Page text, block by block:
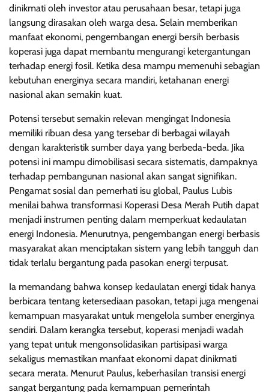
dinikmati oleh investor atau perusahaan besar, tetapi juga
langsung dirasakan oleh warga desa. Selain memberikan
manfaat ekonomi, pengembangan energi bersih berbasis
koperasi juga dapat membantu mengurangi ketergantungan
terhadap energi fosil. Ketika desa mampu memenuhi sebagian
kebutuhan energinya secara mandiri, ketahanan energi
nasional akan semakin kuat.
Potensi tersebut semakin relevan mengingat Indonesia
memiliki ribuan desa yang tersebar di berbagai wilayah
dengan karakteristik sumber daya yang berbeda-beda. Jika
potensi ini mampu dimobilisasi secara sistematis, dampaknya
terhadap pembangunan nasional akan sangat signifikan.
Pengamat sosial dan pemerhati isu global, Paulus Lubis
menilai bahwa transformasi Koperasi Desa Merah Putih dapat
menjadi instrumen penting dalam memperkuat kedaulatan
energi Indonesia. Menurutnya, pengembangan energi berbasis
masyarakat akan menciptakan sistem yang lebih tangguh dan
tidak terlalu bergantung pada pasokan energi terpusat.
Ia memandang bahwa konsep kedaulatan energi tidak hanya
berbicara tentang ketersediaan pasokan, tetapi juga mengenai
kemampuan masyarakat untuk mengelola sumber energinya
sendiri. Dalam kerangka tersebut, koperasi menjadi wadah
yang tepat untuk mengonsolidasikan partisipasi warga
sekaligus memastikan manfaat ekonomi dapat dinikmati
secara merata. Menurut Paulus, keberhasilan transisi energi
sangat bergantung pada kemampuan pemerintah